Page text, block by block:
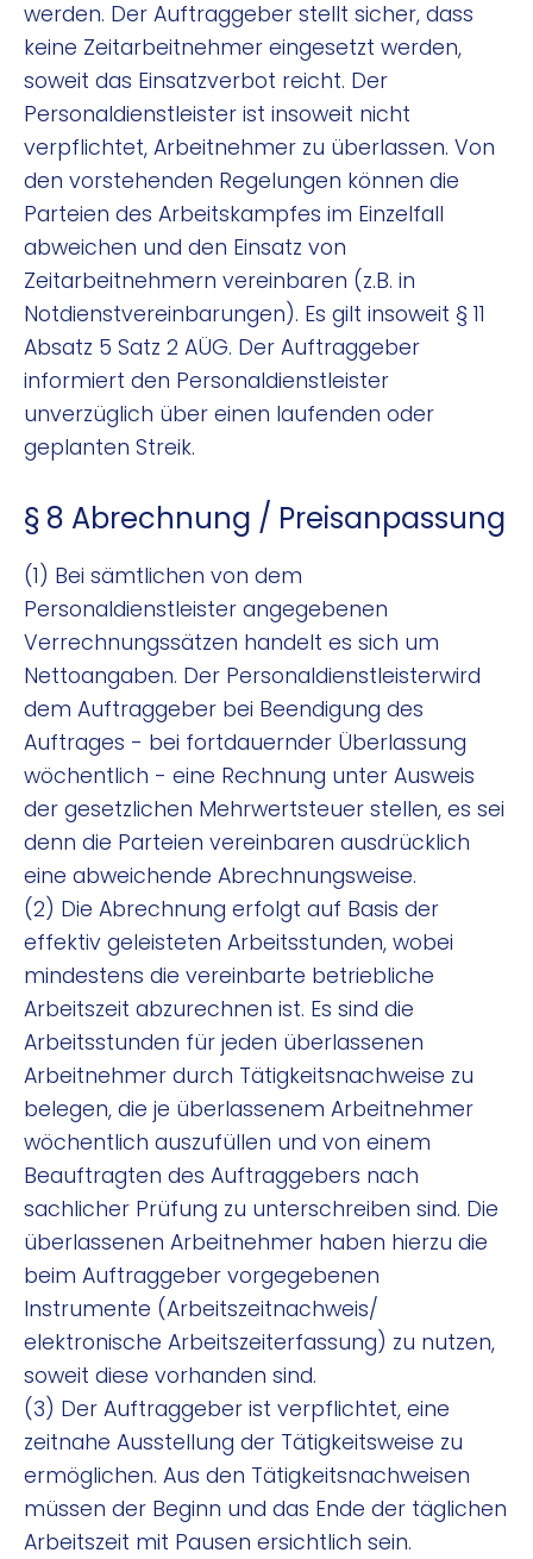
werden. Der Auftraggeber stellt sicher, dass
keine Zeitarbeitnehmer eingesetzt werden,
soweit das Einsatzverbot reicht. Der
Personaldienstleister ist insoweit nicht
verpflichtet, Arbeitnehmer zu überlassen. Von
den vorstehenden Regelungen können die
Parteien des Arbeitskampfes im Einzelfall
abweichen und den Einsatz von
Zeitarbeitnehmern vereinbaren (z.B. in
Notdienstvereinbarungen). Es gilt insoweit § 11
Absatz 5 Satz 2 AÜG. Der Auftraggeber
informiert den Personaldienstleister
unverzüglich über einen laufenden oder
geplanten Streik.
§ 8 Abrechnung / Preisanpassung
(1) Bei sämtlichen von dem
Personaldienstleister angegebenen
Verrechnungssätzen handelt es sich um
Nettoangaben. Der Personaldienstleisterwird
dem Auftraggeber bei Beendigung des
Auftrages - bei fortdauernder Überlassung
wöchentlich - eine Rechnung unter Ausweis
der gesetzlichen Mehrwertsteuer stellen, es sei
denn die Parteien vereinbaren ausdrücklich
eine abweichende Abrechnungsweise.
(2) Die Abrechnung erfolgt auf Basis der
effektiv geleisteten Arbeitsstunden, wobei
mindestens die vereinbarte betriebliche
Arbeitszeit abzurechnen ist. Es sind die
Arbeitsstunden für jeden überlassenen
Arbeitnehmer durch Tätigkeitsnachweise zu
belegen, die je überlassenem Arbeitnehmer
wöchentlich auszufüllen und von einem
Beauftragten des Auftraggebers nach
sachlicher Prüfung zu unterschreiben sind. Die
überlassenen Arbeitnehmer haben hierzu die
beim Auftraggeber vorgegebenen
Instrumente (Arbeitszeitnachweis/
elektronische Arbeitszeiterfassung) zu nutzen,
soweit diese vorhanden sind.
(3) Der Auftraggeber ist verpflichtet, eine
zeitnahe Ausstellung der Tätigkeitsweise zu
ermöglichen. Aus den Tätigkeitsnachweisen
müssen der Beginn und das Ende der täglichen
Arbeitszeit mit Pausen ersichtlich sein.